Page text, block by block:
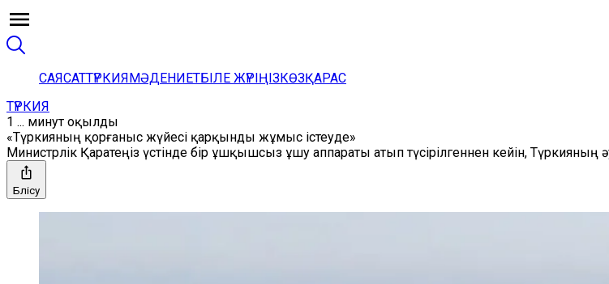
САЯСАТТҮРКИЯМӘДЕНИЕТБІЛЕ ЖҮРІҢІЗКӨЗҚАРАС
ТҮРКИЯ
1 ... минут оқылды
«Түркияның қорғаныс жүйесі қарқынды жұмыс істеуде»
Министрлік Қаратеңіз үстінде бір ұшқышсыз ұшу аппараты атып түсірілгеннен кейін, Түркияның
Бөлісу